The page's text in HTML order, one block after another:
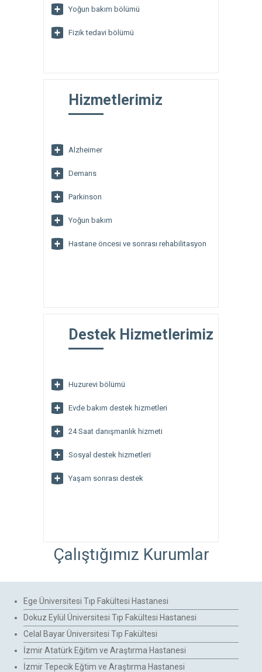
Yoğun bakım bölümü
Fizik tedavi bölümü
Hizmetlerimiz
Alzheimer
Demans
Parkinson
Yoğun bakım
Hastane öncesi ve sonrası rehabilitasyon
Destek Hizmetlerimiz
Huzurevi bölümü
Evde bakım destek hizmetleri
24 Saat danışmanlık hizmeti
Sosyal destek hizmetleri
Yaşam sonrası destek
Çalıştığımız Kurumlar
Ege Üniversitesi Tıp Fakültesi Hastanesi
Dokuz Eylül Üniversitesi Tıp Fakültesi Hastanesi
Celal Bayar Üniversitesi Tıp Fakültesi
İzmir Atatürk Eğitim ve Araştırma Hastanesi
İzmir Tepecik Eğtim ve Araştırma Hastanesi